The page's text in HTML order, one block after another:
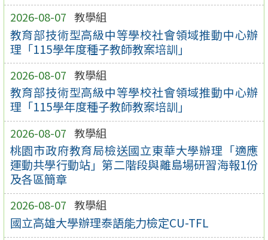
2026-08-07 教學組
教育部技術型高級中等學校社會領域推動中心辦
理「115學年度種子教師教案培訓」
2026-08-07 教學組
教育部技術型高級中等學校社會領域推動中心辦
理「115學年度種子教師教案培訓」
2026-08-07 教學組
桃園市政府教育局檢送國立東華大學辦理「適應
運動共學行動站」第二階段與離島場研習海報1份
及各區簡章
2026-08-07 教學組
國立高雄大學辦理泰語能力檢定CU-TFL